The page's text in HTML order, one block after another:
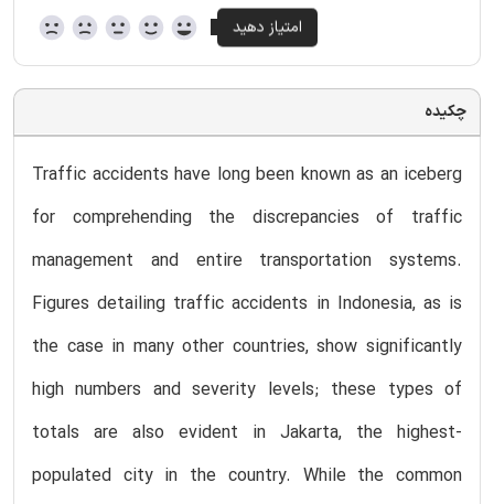
چکیده
Traffic accidents have long been known as an iceberg
for comprehending the discrepancies of traffic
management and entire transportation systems.
Figures detailing traffic accidents in Indonesia, as is
the case in many other countries, show significantly
high numbers and severity levels; these types of
totals are also evident in Jakarta, the highest-
populated city in the country. While the common